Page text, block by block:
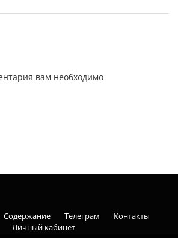
вам необходимо
Содержание Телеграм
Контакты
Личный кабинет